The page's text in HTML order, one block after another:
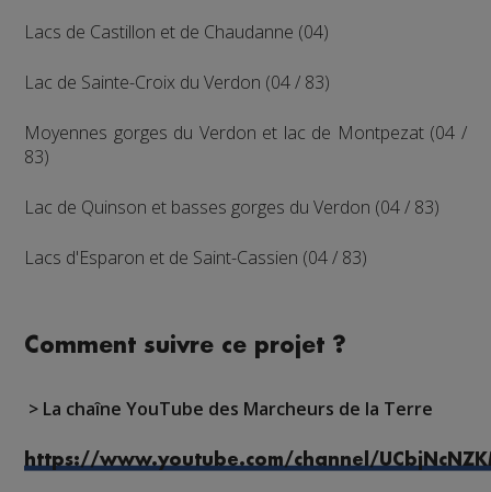
Lacs de Castillon et de Chaudanne (04)
Lac de Sainte-Croix du Verdon (04 / 83)
Moyennes gorges du Verdon et lac de Montpezat (04 /
83)
Lac de Quinson et basses gorges du Verdon (04 / 83)
Lacs d'Esparon et de Saint-Cassien (04 / 83)
Comment suivre ce projet ?
> La chaîne YouTube des Marcheurs de la Terre
https://www.youtube.com/channel/